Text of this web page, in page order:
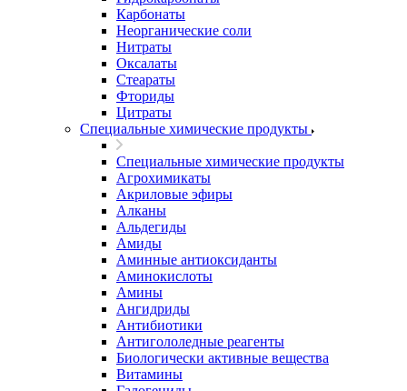
Карбонаты
Неорганические соли
Нитраты
Оксалаты
Стеараты
Фториды
Цитраты
Специальные химические продукты
Специальные химические продукты
Агрохимикаты
Акриловые эфиры
Алканы
Альдегиды
Амиды
Аминные антиоксиданты
Аминокислоты
Амины
Ангидриды
Антибиотики
Антигололедные реагенты
Биологически активные вещества
Витамины